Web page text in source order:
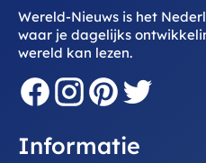
Wereld-Nieuws is het
waar je dagelijks
wereld kan lezen.
Informatie